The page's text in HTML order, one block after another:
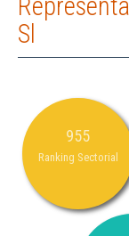
Sl
955
Ranking Sectorial